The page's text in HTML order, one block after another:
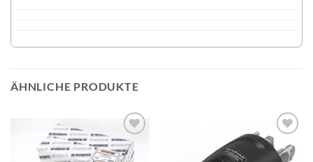
ÄHNLICHE PRODUKTE
Auf die
Wunschliste
Auf die
Wunschliste